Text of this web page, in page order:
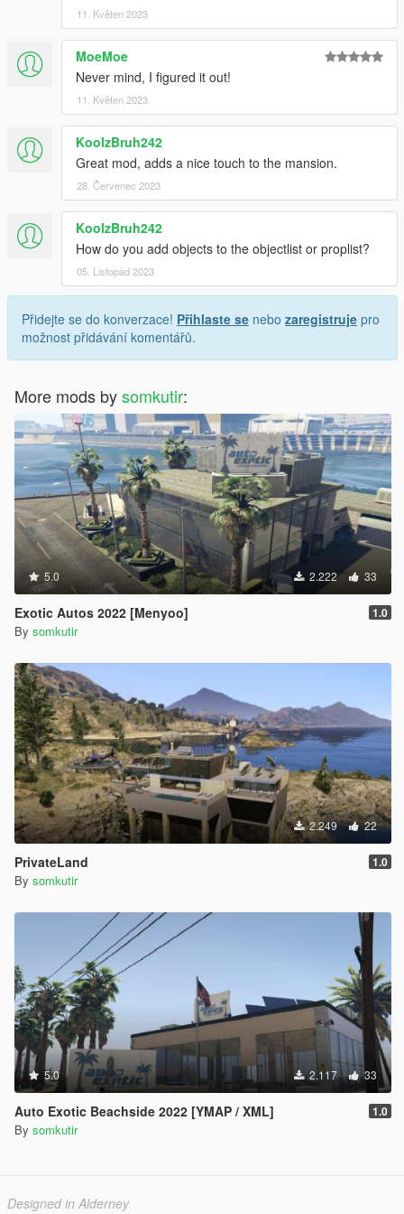
11. Květen 2023
MoeMoe
Never mind, I figured it out!
11. Květen 2023
KoolzBruh242
Great mod, adds a nice touch to the mansion.
28. Červenec 2023
KoolzBruh242
How do you add objects to the objectlist or proplist?
05. Listopad 2023
Přidejte se do konverzace! Přihlaste se nebo zaregistruje pro
možnost přidávání komentářů.
More mods bysomkutir:
5.0 2.222 33
Exotic Autos 2022 [Menyoo] 1.0
By somkutir
2.249 22
PrivateLand 1.0
By somkutir
5.0 2.117 33
Auto Exotic Beachside 2022 [YMAP / XML] 1.0
By somkutir
Designed in Alderney